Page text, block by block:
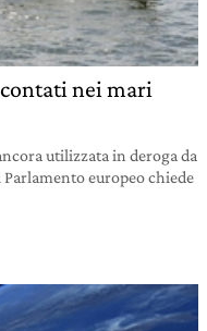
nei mari
utilizzata in deroga da
europeo chiede